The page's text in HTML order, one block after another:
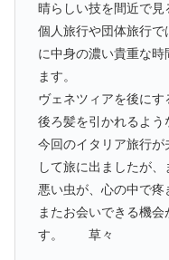
晴らしい技を間近で見
個人旅行や団体旅行
に中身の濃い貴重な
ます。
ヴェネツィアを後に
後ろ髪を引かれるよう
今回のイタリア旅行
して旅に出ましたが
悪い虫が、心の中で疼
またお会いできる機
す。 草々